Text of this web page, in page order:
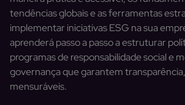
tendências globais e as ferramentas
implementar iniciativas ESG na sua
aprenderá passo a passo a estruturar
programas de responsabilidade social e
governança que garantem
mensuráveis.